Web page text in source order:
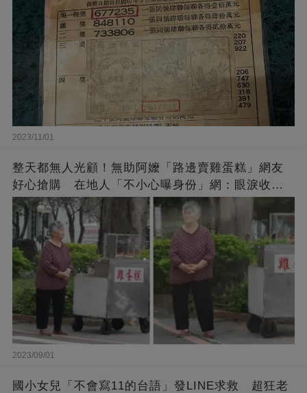
2023/11/01
整天都無人光顧！無助阿嬤「路邊賣雞蛋糕」網友
好心搶購 在地人「不小心曝身份」網：眼淚收回
來了
2023/09/01
國小女兒「不會寫11的台語」發LINE求救 超狂老